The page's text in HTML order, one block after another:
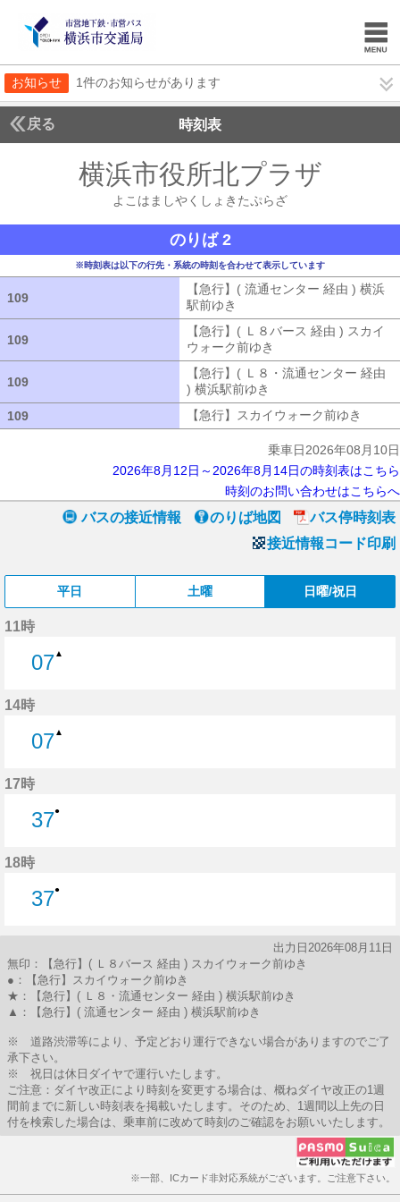
お知らせ 1件のお知らせがあります
戻る 時刻表
横浜市役所北プラザ
よこはましやくしょきたぷらざ
のりば 2
※時刻表は以下の行先・系統の時刻を合わせて表示しています
109
【急行】( 流通センター 経由 ) 横浜
駅前ゆき
109
【急行】( Ｌ８バース 経由 ) スカイ
ウォーク前ゆき
109
【急行】( Ｌ８・流通センター 経由
) 横浜駅前ゆき
109
【急行】スカイウォーク前ゆき
乗車日2026年08月10日
2026年8月12日～2026年8月14日の時刻表はこちら
時刻のお問い合わせはこちらへ
バスの接近情報 のりば地図
バス停時刻表
接近情報コード印刷
平日 土曜 日曜/祝日
11時
07▲
14時
07▲
17時
37●
18時
37●
出力日2026年08月11日
無印：【急行】( Ｌ８バース 経由 ) スカイウォーク前ゆき
●：【急行】スカイウォーク前ゆき
★：【急行】( Ｌ８・流通センター 経由 ) 横浜駅前ゆき
▲：【急行】( 流通センター 経由 ) 横浜駅前ゆき
※ 道路渋滞等により、予定どおり運行できない場合がありますのでご了
承下さい。
※ 祝日は休日ダイヤで運行いたします。
ご注意：ダイヤ改正により時刻を変更する場合は、概ねダイヤ改正の1週
間前までに新しい時刻表を掲載いたします。そのため、1週間以上先の日
付を検索した場合は、乗車前に改めて時刻のご確認をお願いいたします。
※一部、ICカード非対応系統がございます。ご注意下さい。